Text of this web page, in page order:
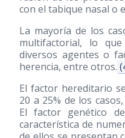
con el tabique nasal o
La mayoría de los
multifactorial, lo
diversos agentes o
herencia, entre otros.
El factor hereditario
20 a 25% de los
El factor genético
característica de